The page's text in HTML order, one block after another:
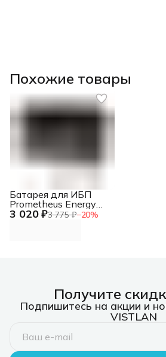
Похожие товары
3 020 ₽3 775 ₽−20%
Батарея для ИБП
Prometheus Energy
PE 1234 W 12В 9Ач
Получите
Подпишитесь на акции и
VISTLAN